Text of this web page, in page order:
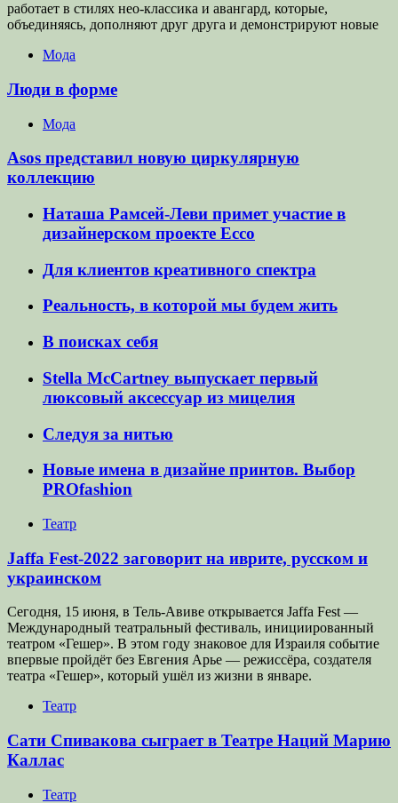
работает в стилях нео-классика и авангард, которые,
объединяясь, дополняют друг друга и демонстрируют новые
Мода
Люди в форме
Мода
Asos представил новую циркулярную
коллекцию
Наташа Рамсей-Леви примет участие в
дизайнерском проекте Ecco
Для клиентов креативного спектра
Реальность, в которой мы будем жить
В поисках себя
Stella McCartney выпускает первый
люксовый аксессуар из мицелия
Следуя за нитью
Новые имена в дизайне принтов. Выбор
PROfashion
Театр
Jaffa Fest-2022 заговорит на иврите, русском и
украинском
Сегодня, 15 июня, в Тель-Авиве открывается Jaffa Fest —
Международный театральный фестиваль, инициированный
театром «Гешер». В этом году знаковое для Израиля событие
впервые пройдёт без Евгения Арье — режиссёра, создателя
театра «Гешер», который ушёл из жизни в январе.
Театр
Сати Спивакова сыграет в Театре Наций Марию
Каллас
Театр